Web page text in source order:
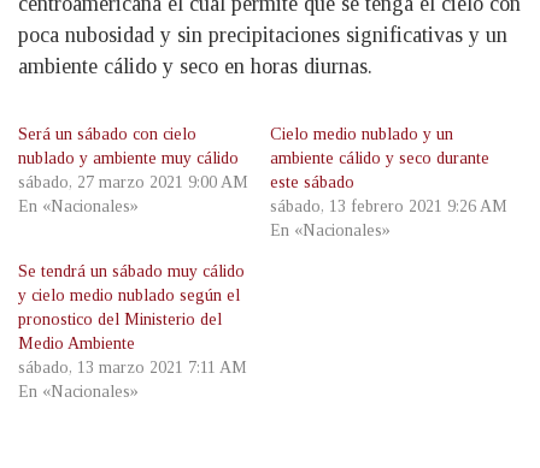
poca nubosidad y sin precipitaciones significativas y un
ambiente cálido y seco en horas diurnas.
Será un sábado con cielo
nublado y ambiente muy cálido
sábado, 27 marzo 2021 9:00 AM
En «Nacionales»
Cielo medio nublado y un
ambiente cálido y seco durante
este sábado
sábado, 13 febrero 2021 9:26 AM
En «Nacionales»
Se tendrá un sábado muy cálido
y cielo medio nublado según el
pronostico del Ministerio del
Medio Ambiente
sábado, 13 marzo 2021 7:11 AM
En «Nacionales»